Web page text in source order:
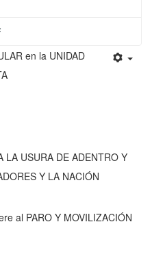
en la UNIDAD
LA USURA DE ADENTRO Y
Y LA NACIÓN
al PARO Y MOVILIZACIÓN